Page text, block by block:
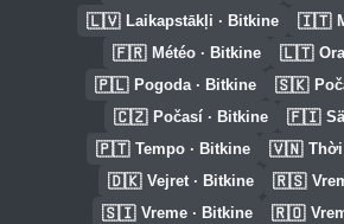
🇱🇻 Laikapstākļi · Bitkine 🇮🇹
🇫🇷 Météo · Bitkine 🇱🇹
🇵🇱 Pogoda · Bitkine 🇸🇰
🇨🇿 Počasí · Bitkine 🇫🇮
🇵🇹 Tempo · Bitkine 🇻🇳 Thời
🇩🇰 Vejret · Bitkine 🇷🇸
🇸🇮 Vreme · Bitkine 🇷🇴